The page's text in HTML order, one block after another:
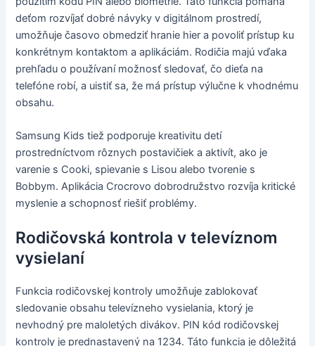
deťom rozvíjať dobré návyky v digitálnom prostredí,
umožňuje časovo obmedziť hranie hier a povoliť prístup ku
konkrétnym kontaktom a aplikáciám. Rodičia majú vďaka
prehľadu o používaní možnosť sledovať, čo dieťa na
telefóne robí, a uistiť sa, že má prístup výlučne k vhodnému
obsahu.
Samsung Kids tiež podporuje kreativitu detí
prostredníctvom rôznych postavičiek a aktivít, ako je
varenie s Cooki, spievanie s Lisou alebo tvorenie s
Bobbym. Aplikácia Crocrovo dobrodružstvo rozvíja kritické
myslenie a schopnosť riešiť problémy.
Rodičovská kontrola v televíznom
vysielaní
Funkcia rodičovskej kontroly umožňuje zablokovať
sledovanie obsahu televízneho vysielania, ktorý je
nevhodný pre maloletých divákov. PIN kód rodičovskej
kontroly je prednastavený na 1234. Táto funkcia je dôležitá